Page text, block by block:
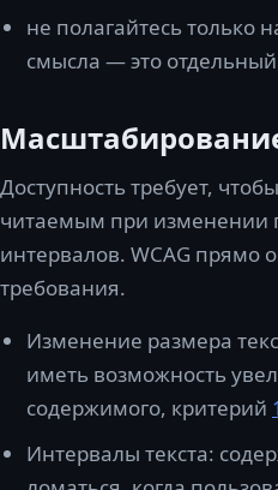
не полагайтесь только
смысла — это отдельный
Доступность требует,
читаемым при изменении
интервалов. WCAG прямо
требования.
Изменение размера
иметь возможность
содержимого, критерий
Интервалы текста: